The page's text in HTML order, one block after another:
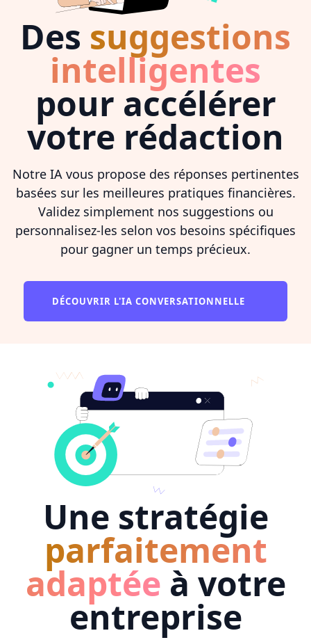
Des suggestions
intelligentes
pour accélérer
votre rédaction
Notre IA vous propose des réponses pertinentes
basées sur les meilleures pratiques financières.
Validez simplement nos suggestions ou
personnalisez-les selon vos besoins spécifiques
pour gagner un temps précieux.
DÉCOUVRIR L'IA CONVERSATIONNELLE
Une stratégie
parfaitement
adaptée à votre
entreprise